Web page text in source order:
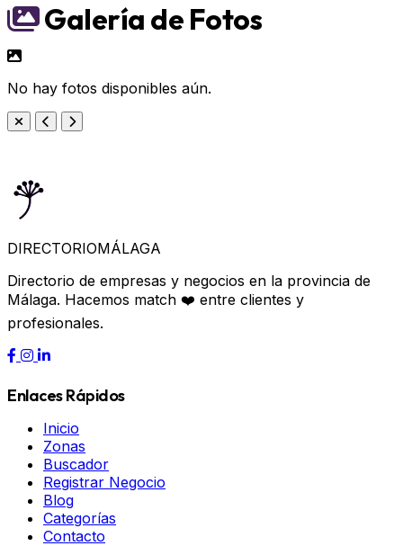
Galería de Fotos
No hay fotos disponibles aún.
DIRECTORIOMÁLAGA
Directorio de empresas y negocios en la provincia de
Málaga. Hacemos match ❤️ entre clientes y
profesionales.
Enlaces Rápidos
Inicio
Zonas
Buscador
Registrar Negocio
Blog
Categorías
Contacto